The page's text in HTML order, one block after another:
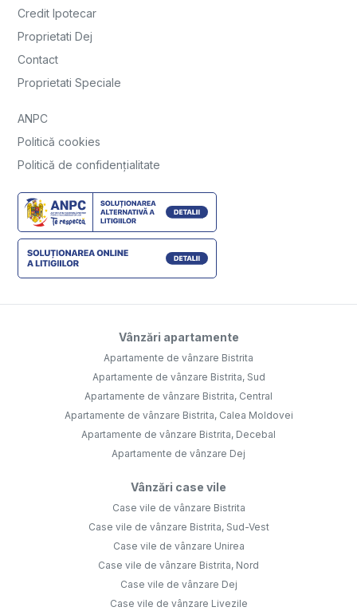
Credit Ipotecar
Proprietati Dej
Contact
Proprietati Speciale
ANPC
Politică cookies
Politică de confidențialitate
Vânzări apartamente
Apartamente de vânzare Bistrita
Apartamente de vânzare Bistrita, Sud
Apartamente de vânzare Bistrita, Central
Apartamente de vânzare Bistrita, Calea Moldovei
Apartamente de vânzare Bistrita, Decebal
Apartamente de vânzare Dej
Vânzări case vile
Case vile de vânzare Bistrita
Case vile de vânzare Bistrita, Sud-Vest
Case vile de vânzare Unirea
Case vile de vânzare Bistrita, Nord
Case vile de vânzare Dej
Case vile de vânzare Livezile